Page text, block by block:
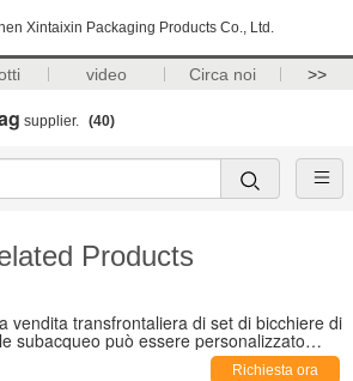
Xintaixin Packaging Products Co., Ltd.
video Circa noi >>
supplier. (40)
Products
vendita transfrontaliera di set di bicchiere di
subacqueo può essere personalizzato
Richiesta ora